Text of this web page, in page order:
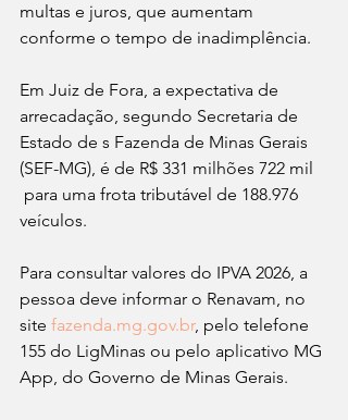
multas e juros, que aumentam
conforme o tempo de inadimplência.
Em Juiz de Fora, a expectativa de
arrecadação, segundo Secretaria de
Estado de s Fazenda de Minas Gerais
(SEF-MG), é de R$ 331 milhões 722 mil
para uma frota tributável de 188.976
veículos.
Para consultar valores do IPVA 2026, a
pessoa deve informar o Renavam, no
site fazenda.mg.gov.br, pelo telefone
155 do LigMinas ou pelo aplicativo MG
App, do Governo de Minas Gerais.